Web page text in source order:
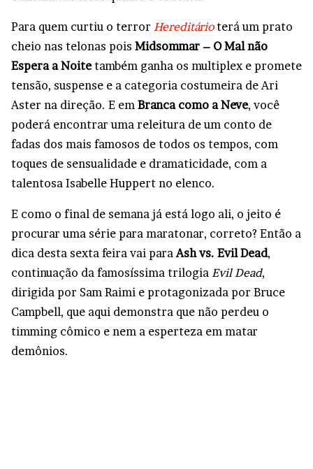
Para quem curtiu o terror Hereditárioterá um prato
cheio nas telonas pois Midsommar – O Mal não
Espera a Noitetambém ganha os multiplex e promete
tensão, suspense e a categoria costumeira de Ari
Aster na direção. E em Branca como a Neve, você
poderá encontrar uma releitura de um conto de
fadas dos mais famosos de todos os tempos, com
toques de sensualidade e dramaticidade, com a
talentosa Isabelle Huppert no elenco.
E como o final de semana já está logo ali, o jeito é
procurar uma série para maratonar, correto? Então a
dica desta sexta feira vai paraAsh vs. Evil Dead,
continuação da famosíssima trilogia Evil Dead,
dirigida por Sam Raimi e protagonizada por Bruce
Campbell, que aqui demonstra que não perdeu o
timming cômico e nem a esperteza em matar
demônios.